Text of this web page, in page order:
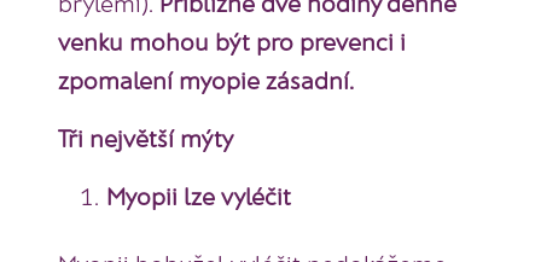
venku mohou být pro prevenci i
zpomalení myopie zásadní.
Tři největší mýty
Myopii lze vyléčit